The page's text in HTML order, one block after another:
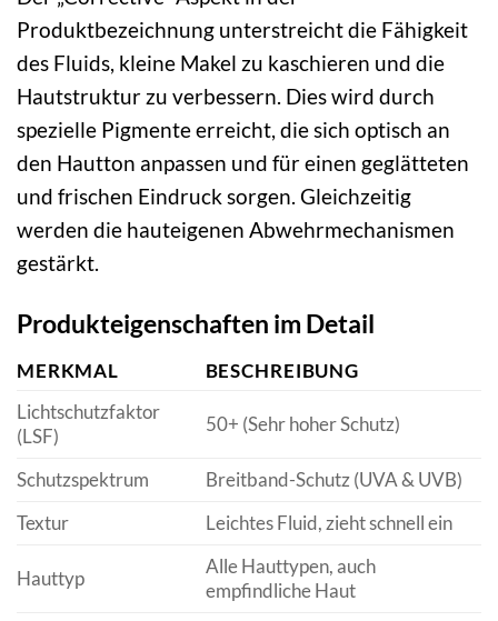
Produktbezeichnung unterstreicht die Fähigkeit
des Fluids, kleine Makel zu kaschieren und die
Hautstruktur zu verbessern. Dies wird durch
spezielle Pigmente erreicht, die sich optisch an
den Hautton anpassen und für einen geglätteten
und frischen Eindruck sorgen. Gleichzeitig
werden die hauteigenen Abwehrmechanismen
gestärkt.
Produkteigenschaften im Detail
MERKMAL
BESCHREIBUNG
Lichtschutzfaktor
(LSF)
50+ (Sehr hoher Schutz)
Schutzspektrum
Breitband-Schutz (UVA & UVB)
Textur
Leichtes Fluid, zieht schnell ein
Hauttyp
Alle Hauttypen, auch
empfindliche Haut